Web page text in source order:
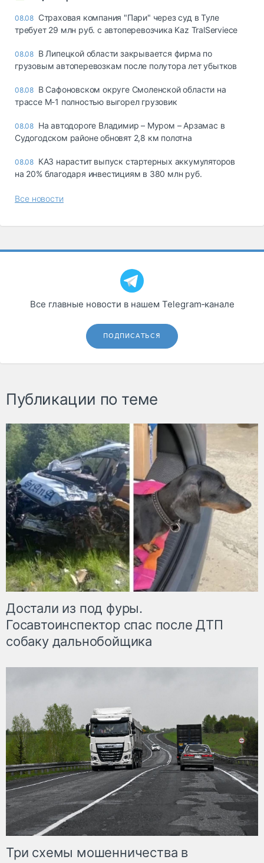
08.08 Страховая компания "Пари" через суд в Туле
требует 29 млн руб. с автоперевозчика Kaz TralServiece
08.08 В Липецкой области закрывается фирма по
грузовым автоперевозкам после полутора лет убытков
08.08 В Сафоновском округе Смоленской области на
трассе М-1 полностью выгорел грузовик
08.08 На автодороге Владимир – Муром – Арзамас в
Судогодском районе обновят 2,8 км полотна
08.08 КАЗ нарастит выпуск стартерных аккумуляторов
на 20% благодаря инвестициям в 380 млн руб.
Все новости
Все главные новости в нашем Telegram‑канале
ПОДПИСАТЬСЯ
Публикации по теме
Достали из под фуры.
Госавтоинспектор спас после ДТП
собаку дальнобойщика
Три схемы мошенничества в